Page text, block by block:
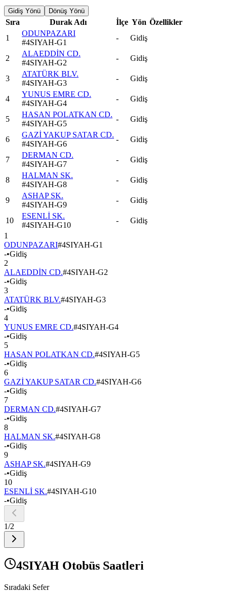
Gidiş Yönü Dönüş Yönü
Sıra Durak Adı İlçe Yön Özellikler
1
ODUNPAZARI
#4SIYAH-G1
- Gidiş
2
ALAEDDİN CD.
#4SIYAH-G2
- Gidiş
3
ATATÜRK BLV.
#4SIYAH-G3
- Gidiş
4
YUNUS EMRE CD.
#4SIYAH-G4
- Gidiş
5
HASAN POLATKAN CD.
#4SIYAH-G5
- Gidiş
6
GAZİ YAKUP SATAR CD.
#4SIYAH-G6
- Gidiş
7
DERMAN CD.
#4SIYAH-G7
- Gidiş
8
HALMAN SK.
#4SIYAH-G8
- Gidiş
9
ASHAP SK.
#4SIYAH-G9
- Gidiş
10
ESENLİ SK.
#4SIYAH-G10
-
Gidiş
1
ODUNPAZARI#4SIYAH-G1
-•Gidiş
2
ALAEDDİN CD.#4SIYAH-G2
-•Gidiş
3
ATATÜRK BLV.#4SIYAH-G3
-•Gidiş
4
YUNUS EMRE CD.#4SIYAH-G4
-•Gidiş
5
HASAN POLATKAN CD.#4SIYAH-G5
-•Gidiş
6
GAZİ YAKUP SATAR CD.#4SIYAH-G6
-•Gidiş
7
DERMAN CD.#4SIYAH-G7
-•Gidiş
8
HALMAN SK.#4SIYAH-G8
-•Gidiş
9
ASHAP SK.#4SIYAH-G9
-•Gidiş
10
ESENLİ SK.#4SIYAH-G10
-•Gidiş
1/2
4SIYAH Otobüs Saatleri
Sıradaki Sefer